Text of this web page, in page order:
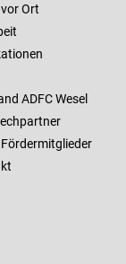
Ort
ADFC Wesel
Fördermitglieder